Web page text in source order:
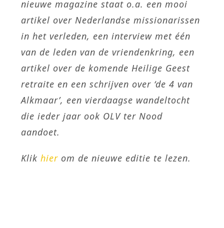
nieuwe magazine staat o.a. een mooi
artikel over Nederlandse missionarissen
in het verleden, een interview met één
van de leden van de vriendenkring, een
artikel over de komende Heilige Geest
retraite en een schrijven over ‘de 4 van
Alkmaar’, een vierdaagse wandeltocht
die ieder jaar ook OLV ter Nood
aandoet.
Klikhier om de nieuwe editie te lezen.